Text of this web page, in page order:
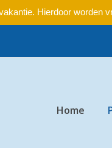
Hierdoor worden
Home